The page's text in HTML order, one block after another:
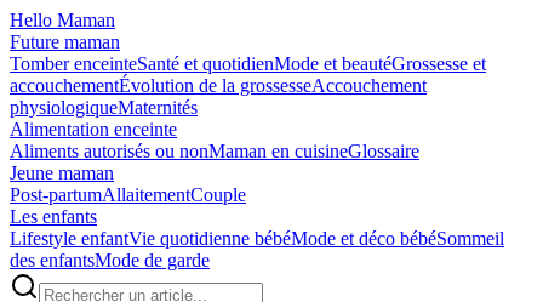
Hello Maman
Future maman
Tomber enceinteSanté et quotidienMode et beautéGrossesse et
accouchementÉvolution de la grossesseAccouchement
physiologiqueMaternités
Alimentation enceinte
Aliments autorisés ou nonMaman en cuisineGlossaire
Jeune maman
Post-partumAllaitementCouple
Les enfants
Lifestyle enfantVie quotidienne bébéMode et déco bébéSommeil
des enfantsMode de garde